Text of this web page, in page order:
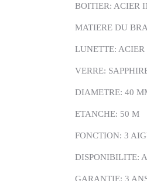
BOITIER: ACIER
MATIERE DU
LUNETTE:
VERRE:
DIAMETRE: 40
ETANCHE: 50 M
FONCTION: 3
DISPONIBILITE:
GARANTIE: 3